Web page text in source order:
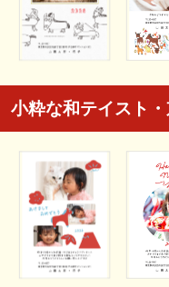
小粋な和テイスト